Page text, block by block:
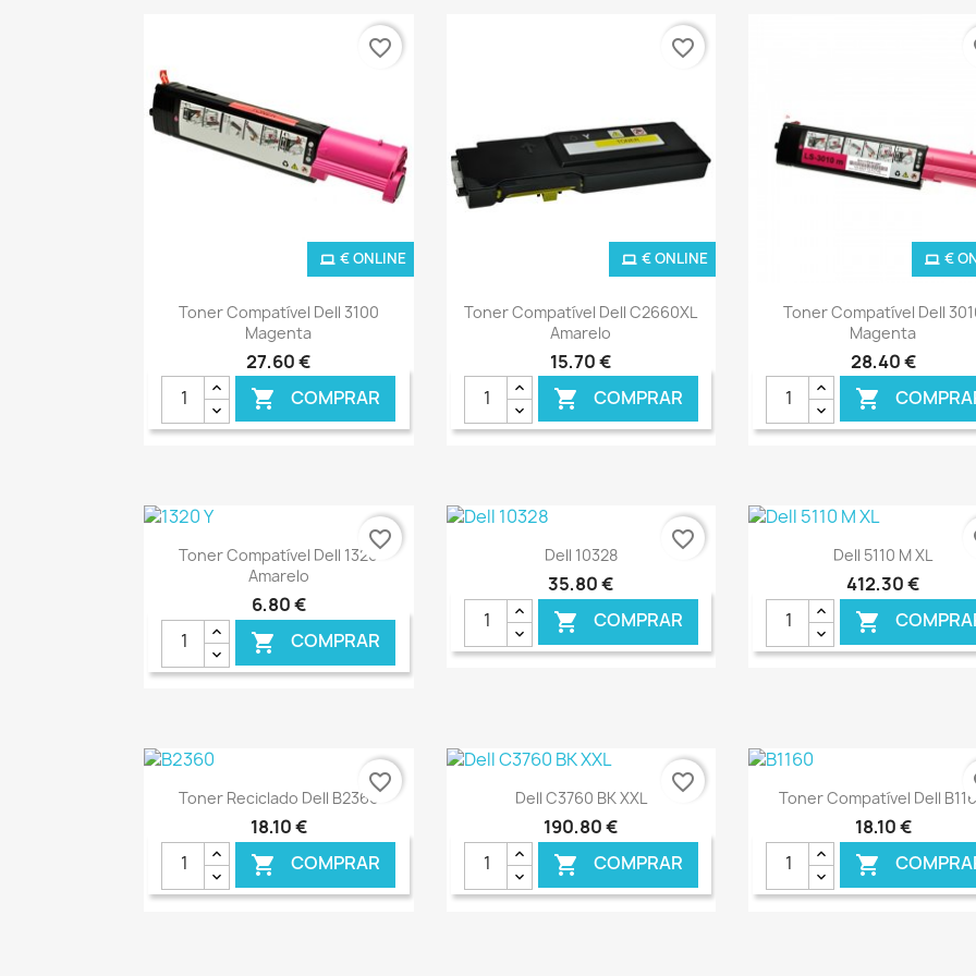
Ver+
Toner Compatível Dell 3100
Magenta
27,60 €
 COMPRAR
€ ONLINE
favorite_border
Ver+
Toner Compatível Dell C2660XL
Amarelo
15,70 €
 COMPRAR
€ ONLINE
favorite_border
Ver+
Toner Compatível Dell
Magenta
28,40 €

€
Ver+
Toner Compatível Dell 1320
Amarelo
6,80 €
 COMPRAR
favorite_border  Ver+
Dell 10328
35,80 €
 COMPRAR
favorite_border Ver+
Dell 5110 M XL
412,30 €

Ver+
Toner Reciclado Dell B2360
18,10 €
 COMPRAR
favorite_border Ver+
Dell C3760 BK XXL
190,80 €
 COMPRAR
favorite_border Ver+
Toner Compatível Dell
18,10 €
